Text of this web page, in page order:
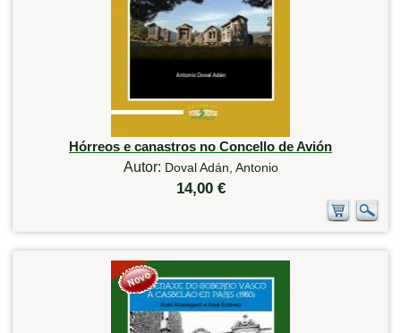
Hórreos e canastros no Concello de Avión
Autor: Doval Adán, Antonio
14,00 €